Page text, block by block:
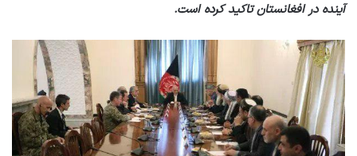
آینده در افغانستان تاکید کرده است.